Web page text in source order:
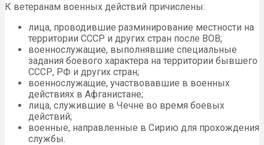
К ветеранам военных действий причислены:
лица, проводившие разминирование местности на
территории СССР и других стран после ВОВ;
военнослужащие, выполнявшие специальные
задания боевого характера на территории бывшего
СССР, РФ и других стран;
военнослужащие, участвовавшие в военных
действиях в Афганистане;
лица, служившие в Чечне во время боевых
действий;
военные, направленные в Сирию для прохождения
службы.